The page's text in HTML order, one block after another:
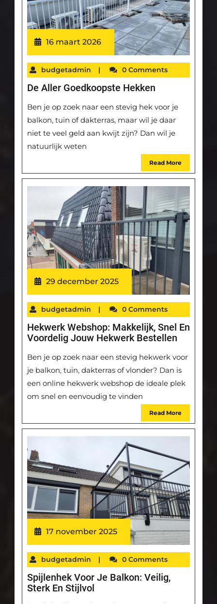
16 maart 2026
budgetadmin | 0 Comments
De Aller Goedkoopste Hekken
Ben je op zoek naar een stevig hek voor je
balkon, tuin of dakterras, maar wil je daar
niet te veel geld aan kwijt zijn? Dan wil je
natuurlijk weten
Read More
29 december 2025
budgetadmin | 0 Comments
Hekwerk Webshop: Makkelijk, Snel En
Voordelig Jouw Hekwerk Bestellen
Ben je op zoek naar een stevig hekwerk voor
je balkon, tuin, dakterras of vlonder? Dan is
een online hekwerk webshop de ideale plek
om snel en eenvoudig te vinden
Read More
17 november 2025
budgetadmin | 0 Comments
Spijlenhek Voor Je Balkon: Veilig,
Sterk En Stijlvol